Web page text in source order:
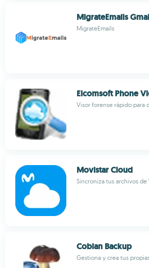
MigrateEmails
MigrateEmails
Elcomsoft Phone
Visor forense rápido para
Movistar Cloud
Sincroniza tus archivos
Cobian Backup
Gestiona y crea tus